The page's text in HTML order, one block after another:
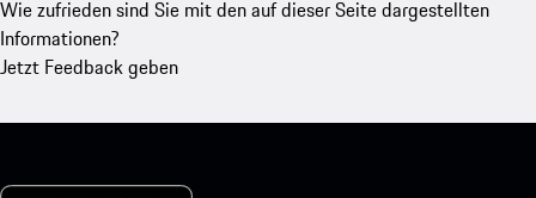
Wie zufrieden sind Sie mit den auf dieser Seite dargestellten
Informationen?
Jetzt Feedback geben